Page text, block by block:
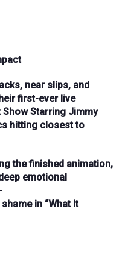
near slips, and
first-ever live
Starring Jimmy
hitting closest to
the finished animation,
emotional
in “What It